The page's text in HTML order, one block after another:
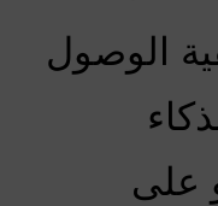
الوصول
على